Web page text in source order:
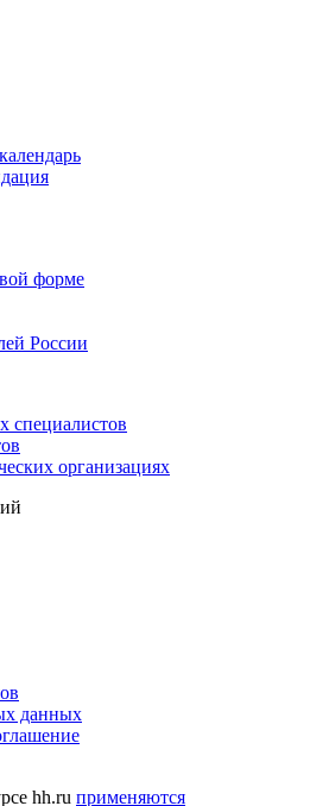
форме
России
специалистов
организациях
данных
hh.ru применяются